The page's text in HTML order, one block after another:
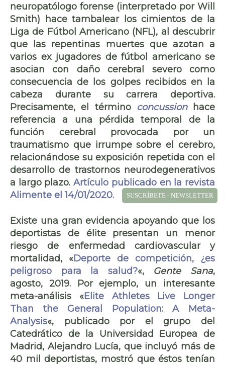
neuropatólogo forense (interpretado por Will
Smith) hace tambalear los cimientos de la
Liga de Fútbol Americano (NFL), al descubrir
que las repentinas muertes que azotan a
varios ex jugadores de fútbol americano se
asocian con daño cerebral severo como
consecuencia de los golpes recibidos en la
cabeza durante su carrera deportiva.
Precisamente, el término concussionhace
referencia a una pérdida temporal de la
función cerebral provocada por un
traumatismo que irrumpe sobre el cerebro,
relacionándose su exposición repetida con el
desarrollo de trastornos neurodegenerativos
a largo plazo.Artículo publicado en la revista
Alimente el 14/01/2020.
Existe una gran evidencia apoyando que los
deportistas de élite presentan un menor
riesgo de enfermedad cardiovascular y
mortalidad, «Deporte de competición, ¿es
peligroso para la salud?«, Gente Sana,
agosto, 2019. Por ejemplo, un interesante
meta-análisis «Elite Athletes Live Longer
Than the General Population: A Meta-
Analysis«, publicado por el grupo del
Catedrático de la Universidad Europea de
Madrid, Alejandro Lucía, que incluyó más de
40 mil deportistas, mostró que éstos tenían
SUSCRÍBETE - NEWSLETTER